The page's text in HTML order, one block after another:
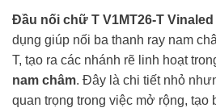
Đầu nối chữ T V1MT26-T Vinaled
dụng giúp nối ba thanh ray nam
T, tạo ra các nhánh rẽ linh hoạt
nam châm. Đây là chi tiết nhỏ
quan trọng trong việc mở rộng, tạo